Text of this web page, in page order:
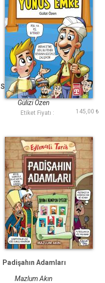
Sevgi Filozofu Yunus
Emre (Eski)
Gülizi Özen
Etiket Fiyatı : 145,00 ₺
Padişahın Adamları
Mazlum Akın